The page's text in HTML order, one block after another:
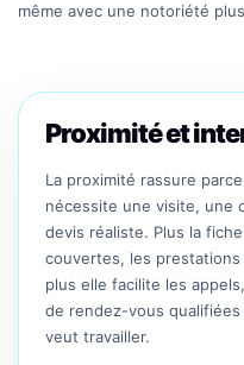
même avec une notoriété
Proximité et
La proximité rassure
nécessite une visite, une
devis réaliste. Plus la
couvertes, les
plus elle facilite les
de rendez-vous qualifiées
veut travailler.